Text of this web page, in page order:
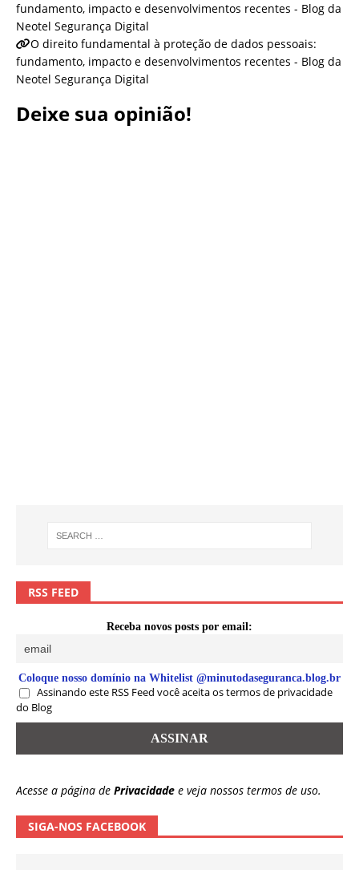
fundamento, impacto e desenvolvimentos recentes - Blog da
Neotel Segurança Digital
O direito fundamental à proteção de dados pessoais:
fundamento, impacto e desenvolvimentos recentes - Blog da
Neotel Segurança Digital
Deixe sua opinião!
RSS FEED
Receba novos posts por email:
Coloque nosso domínio na Whitelist @minutodaseguranca.blog.br
Assinando este RSS Feed você aceita os termos de privacidade
do Blog
Acesse a página de Privacidade e veja nossos termos de uso.
SIGA-NOS FACEBOOK